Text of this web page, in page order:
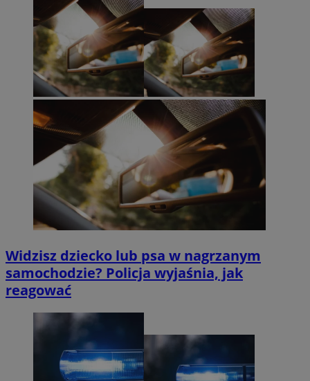
Widzisz dziecko lub psa w nagrzanym
samochodzie? Policja wyjaśnia, jak
reagować